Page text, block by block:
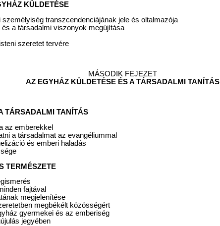
KÜLDETÉSE
transzcendenciájának jele és oltalmazója
a társadalmi viszonyok megújítása
szeretet tervére
MÁSODIK FEJEZET
AZ EGYHÁZ KÜLDETÉSE ÉS A TÁRSADALMI TANÍTÁS
TÁRSADALMI TANÍTÁS
az emberekkel
a társadalmat az evangéliummal
és emberi haladás
TERMÉSZETE
fajtával
megjelenítése
megbékélt közösségért
gyermekei és az emberiség
jegyében